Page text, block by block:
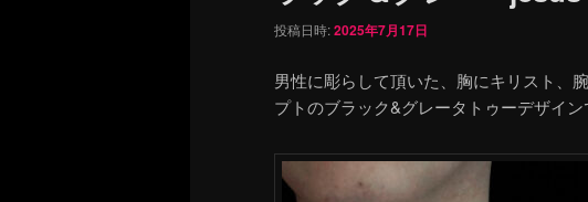
投稿日時:2025年7月17日
男性に彫らして頂いた、胸にキリスト、
プトのブラック&グレータトゥーデザイン